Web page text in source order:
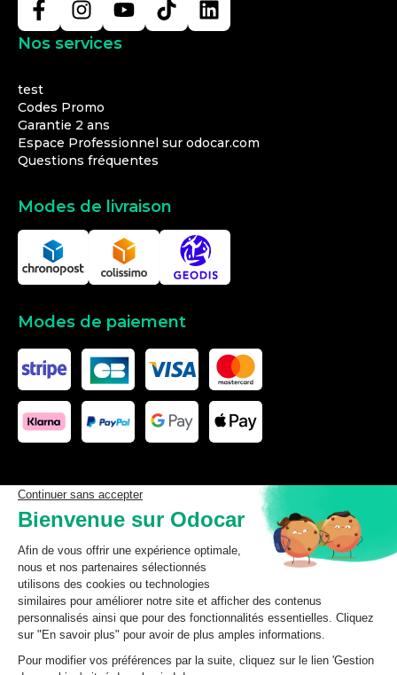
Nos services
test
Codes Promo
Garantie 2 ans
Espace Professionnel sur odocar.com
Questions fréquentes
Modes de livraison
Modes de paiement
Les données affichées ici, particulièrement la base de donnée
complète, ne doivent pas être copiées. Il est interdit d’exploiter les
données ou la base de données complète, de laisser un tiers les
exploiter, ni de les rendre accessible à un tiers, sans accord
préalable de TecDoc. Toute infraction constitue une violation des
droits d’auteur et fera l’objet de poursuites.
odocar2026©
CGV Particuliers
CGV Professionnels